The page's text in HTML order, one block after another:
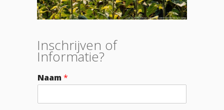
Inschrijven of
Informatie?
Naam*